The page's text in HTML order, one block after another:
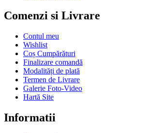
Comenzi si Livrare
Contul meu
Wishlist
Coș Cumpărături
Finalizare comandă
Modalități de plată
Termen de Livrare
Galerie Foto-Video
Hartă Site
Informatii